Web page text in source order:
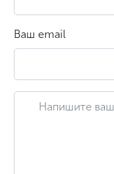
Ваш email